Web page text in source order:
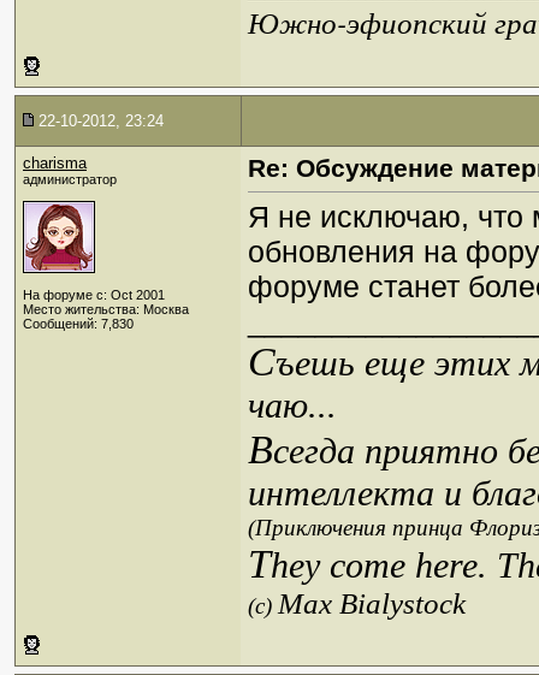
Южно-эфиопский
22-10-2012, 23:24
charisma
администратор
На форуме с: Oct 2001
Место жительства: Москва
Сообщений: 7,830
Re: Обсуждение
Я не исключаю, что
обновления на
форуме станет
Съешь еще этих
чаю...
Всегда приятно
интеллекта и
(Приключения принца
They come here.
(c)Max Bialystock